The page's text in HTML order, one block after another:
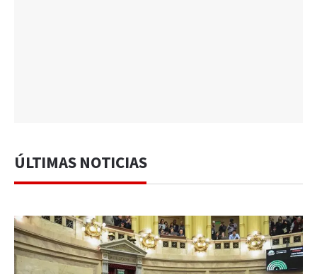
ÚLTIMAS NOTICIAS